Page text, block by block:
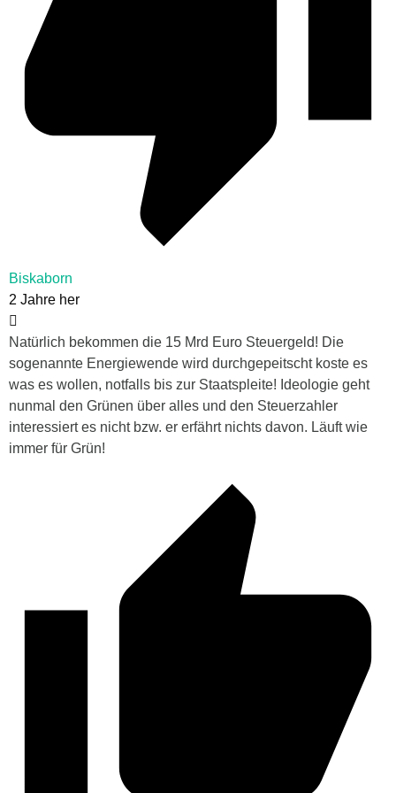
Biskaborn
2 Jahre her
Natürlich bekommen die 15 Mrd Euro Steuergeld! Die
sogenannte Energiewende wird durchgepeitscht koste es
was es wollen, notfalls bis zur Staatspleite! Ideologie geht
nunmal den Grünen über alles und den Steuerzahler
interessiert es nicht bzw. er erfährt nichts davon. Läuft wie
immer für Grün!